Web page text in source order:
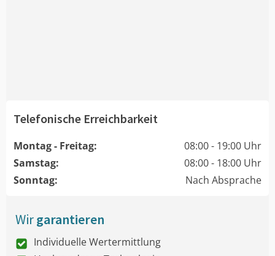
Telefonische Erreichbarkeit
Montag - Freitag:
08:00 - 19:00 Uhr
Samstag:
08:00 - 18:00 Uhr
Sonntag:
Nach Absprache
Wirgarantieren
Individuelle Wertermittlung